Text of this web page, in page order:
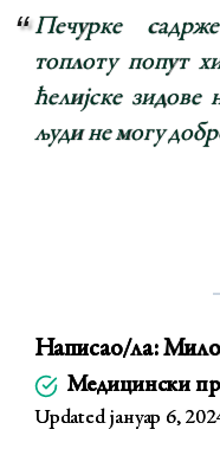
Печурке
топлоту попут
ћелијске зидове
људи не могу
Написао/ла:
Медицински
Updated јануар 6,